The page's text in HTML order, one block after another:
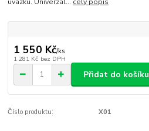
úvazku. Univerzál... celý popis
1 550 Kč/ks
1 281 Kč bez DPH
Přidat do košíku
Číslo produktu: X01